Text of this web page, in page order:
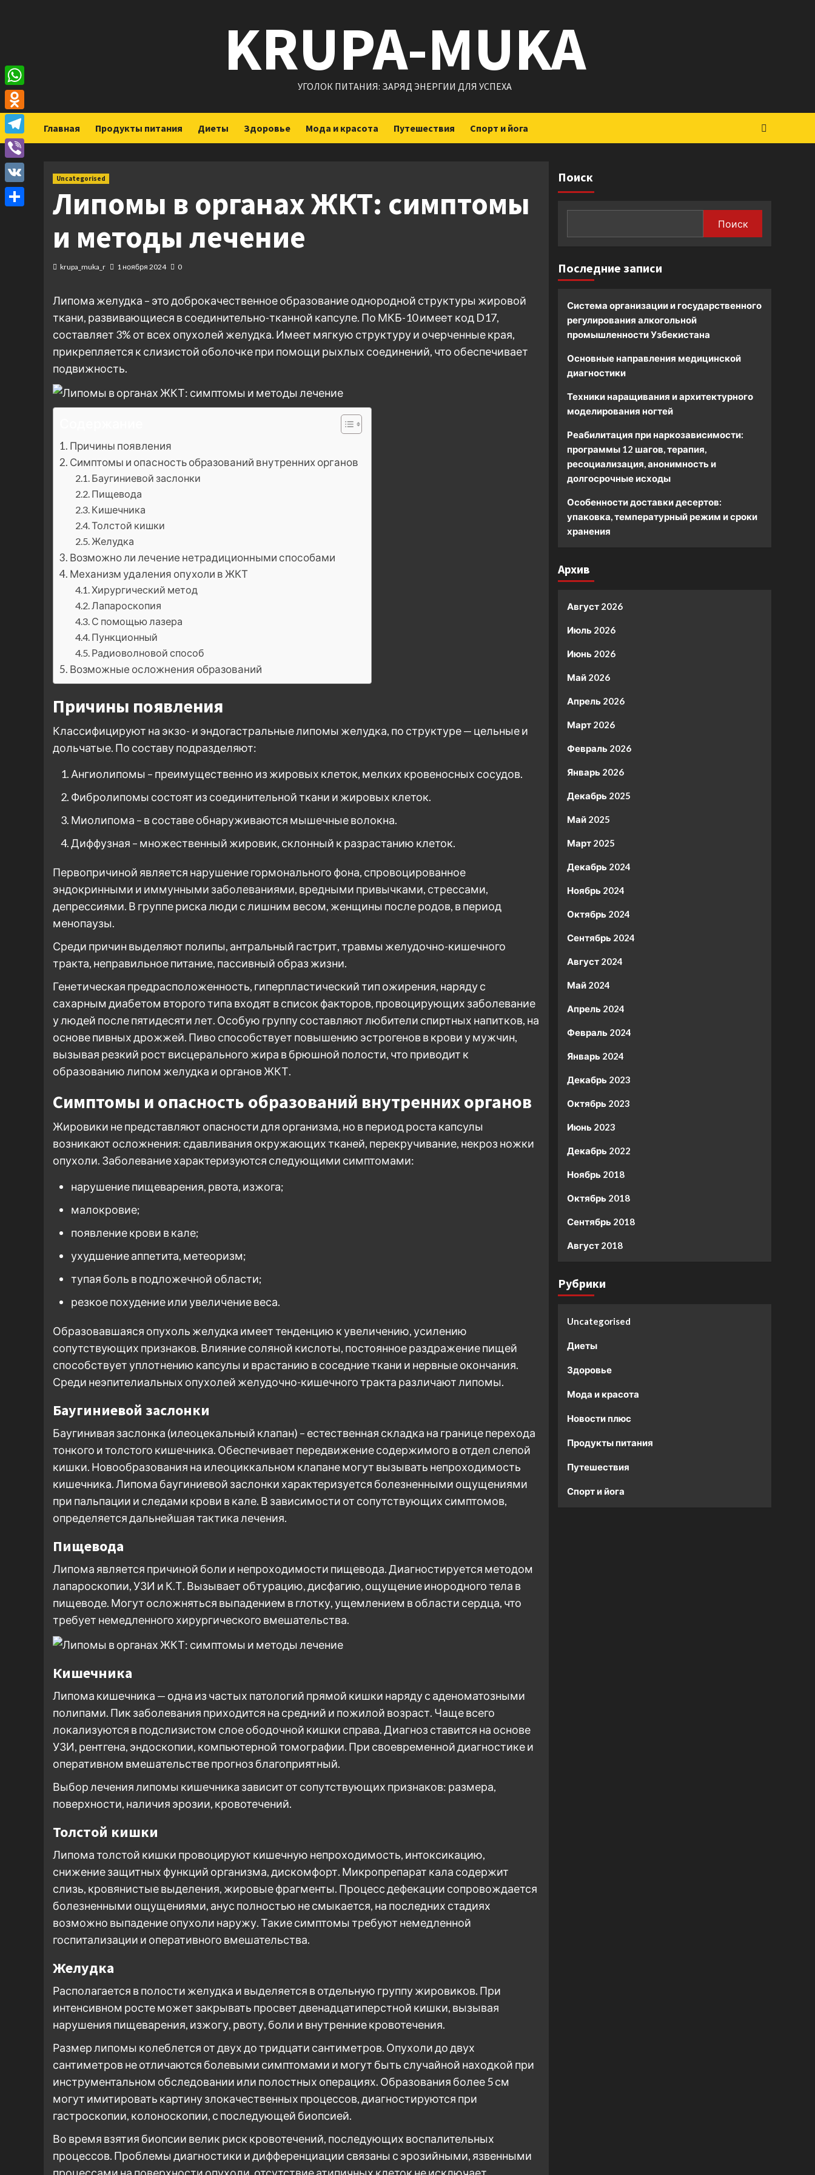
KRUPA-MUKA
УГОЛОК ПИТАНИЯ: ЗАРЯД ЭНЕРГИИ ДЛЯ УСПЕХА
Главная Продукты питания Диеты Здоровье Мода и красота Путешествия Спорт и йога
Uncategorised
Липомы в органах ЖКТ: симптомы
и методы лечение
krupa_muka_r 1 ноября 2024 0
Липома желудка – это доброкачественное образование однородной структуры жировой
ткани, развивающиеся в соединительно-тканной капсуле. По МКБ-10 имеет код D17,
составляет 3% от всех опухолей желудка. Имеет мягкую структуру и очерченные края,
прикрепляется к слизистой оболочке при помощи рыхлых соединений, что обеспечивает
подвижность.
Причины появления
Симптомы и опасность образований внутренних органов
Баугиниевой заслонки
Пищевода
Кишечника
Толстой кишки
Желудка
Возможно ли лечение нетрадиционными способами
Механизм удаления опухоли в ЖКТ
Хирургический метод
Лапароскопия
С помощью лазера
Пункционный
Радиоволновой способ
Возможные осложнения образований
Причины появления
Классифицируют на экзо- и эндогастральные липомы желудка, по структуре — цельные и
дольчатые. По составу подразделяют:
Ангиолипомы – преимущественно из жировых клеток, мелких кровеносных сосудов.
Фибролипомы состоят из соединительной ткани и жировых клеток.
Миолипома – в составе обнаруживаются мышечные волокна.
Диффузная – множественный жировик, склонный к разрастанию клеток.
Первопричиной является нарушение гормонального фона, спровоцированное
эндокринными и иммунными заболеваниями, вредными привычками, стрессами,
депрессиями. В группе риска люди с лишним весом, женщины после родов, в период
менопаузы.
Среди причин выделяют полипы, антральный гастрит, травмы желудочно-кишечного
тракта, неправильное питание, пассивный образ жизни.
Генетическая предрасположенность, гиперпластический тип ожирения, наряду с
сахарным диабетом второго типа входят в список факторов, провоцирующих заболевание
у людей после пятидесяти лет. Особую группу составляют любители спиртных напитков, на
основе пивных дрожжей. Пиво способствует повышению эстрогенов в крови у мужчин,
вызывая резкий рост висцерального жира в брюшной полости, что приводит к
образованию липом желудка и органов ЖКТ.
Симптомы и опасность образований внутренних органов
Жировики не представляют опасности для организма, но в период роста капсулы
возникают осложнения: сдавливания окружающих тканей, перекручивание, некроз ножки
опухоли. Заболевание характеризуются следующими симптомами:
нарушение пищеварения, рвота, изжога;
малокровие;
появление крови в кале;
ухудшение аппетита, метеоризм;
тупая боль в подложечной области;
резкое похудение или увеличение веса.
Образовавшаяся опухоль желудка имеет тенденцию к увеличению, усилению
сопутствующих признаков. Влияние соляной кислоты, постоянное раздражение пищей
способствует уплотнению капсулы и врастанию в соседние ткани и нервные окончания.
Среди неэпителиальных опухолей желудочно-кишечного тракта различают липомы.
Баугиниевой заслонки
Баугинивая заслонка (илеоцекальный клапан) – естественная складка на границе перехода
тонкого и толстого кишечника. Обеспечивает передвижение содержимого в отдел слепой
кишки. Новообразования на илеоциккальном клапане могут вызывать непроходимость
кишечника. Липома баугиниевой заслонки характеризуется болезненными ощущениями
при пальпации и следами крови в кале. В зависимости от сопутствующих симптомов,
определяется дальнейшая тактика лечения.
Пищевода
Липома является причиной боли и непроходимости пищевода. Диагностируется методом
лапароскопии, УЗИ и К.Т. Вызывает обтурацию, дисфагию, ощущение инородного тела в
пищеводе. Могут осложняться выпадением в глотку, ущемлением в области сердца, что
требует немедленного хирургического вмешательства.
Кишечника
Липома кишечника — одна из частых патологий прямой кишки наряду с аденоматозными
полипами. Пик заболевания приходится на средний и пожилой возраст. Чаще всего
локализуются в подслизистом слое ободочной кишки справа. Диагноз ставится на основе
УЗИ, рентгена, эндоскопии, компьютерной томографии. При своевременной диагностике и
оперативном вмешательстве прогноз благоприятный.
Выбор лечения липомы кишечника зависит от сопутствующих признаков: размера,
поверхности, наличия эрозии, кровотечений.
Толстой кишки
Липома толстой кишки провоцируют кишечную непроходимость, интоксикацию,
снижение защитных функций организма, дискомфорт. Микропрепарат кала содержит
слизь, кровянистые выделения, жировые фрагменты. Процесс дефекации сопровождается
болезненными ощущениями, анус полностью не смыкается, на последних стадиях
возможно выпадение опухоли наружу. Такие симптомы требуют немедленной
госпитализации и оперативного вмешательства.
Желудка
Располагается в полости желудка и выделяется в отдельную группу жировиков. При
интенсивном росте может закрывать просвет двенадцатиперстной кишки, вызывая
нарушения пищеварения, изжогу, рвоту, боли и внутренние кровотечения.
Размер липомы колеблется от двух до тридцати сантиметров. Опухоли до двух
сантиметров не отличаются болевыми симптомами и могут быть случайной находкой при
инструментальном обследовании или полостных операциях. Образования более 5 см
могут имитировать картину злокачественных процессов, диагностируются при
гастроскопии, колоноскопии, с последующей биопсией.
Во время взятия биопсии велик риск кровотечений, последующих воспалительных
процессов. Проблемы диагностики и дифференциации связаны с эрозийными, язвенными
Поиск
Поиск
Последние записи
Система организации и государственного
регулирования алкогольной
промышленности Узбекистана
Основные направления медицинской
диагностики
Техники наращивания и архитектурного
моделирования ногтей
Реабилитация при наркозависимости:
программы 12 шагов, терапия,
ресоциализация, анонимность и
долгосрочные исходы
Особенности доставки десертов:
упаковка, температурный режим и сроки
хранения
Архив
Август 2026
Июль 2026
Июнь 2026
Май 2026
Апрель 2026
Март 2026
Февраль 2026
Январь 2026
Декабрь 2025
Май 2025
Март 2025
Декабрь 2024
Ноябрь 2024
Октябрь 2024
Сентябрь 2024
Август 2024
Май 2024
Апрель 2024
Февраль 2024
Январь 2024
Декабрь 2023
Октябрь 2023
Июнь 2023
Декабрь 2022
Ноябрь 2018
Октябрь 2018
Сентябрь 2018
Август 2018
Рубрики
Uncategorised
Диеты
Здоровье
Мода и красота
Новости плюс
Продукты питания
Путешествия
Спорт и йога
WhatsApp
Odnoklassniki
Telegram
Viber
VK
Отправить